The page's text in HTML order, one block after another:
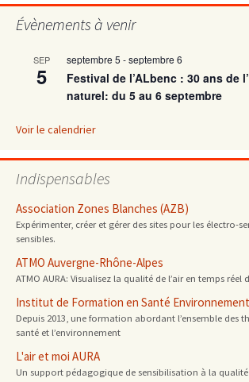
Évènements à venir
SEP
5
septembre 5 -septembre 6
Festival de l’ALbenc : 30 ans de
naturel: du 5 au 6 septembre
Voir le calendrier
Indispensables
Association Zones Blanches (AZB)
Expérimenter, créer et gérer des sites pour les électro-
sensibles.
ATMO Auvergne-Rhône-Alpes
ATMO AURA: Visualisez la qualité de l’air en temps
Institut de Formation en Santé
Depuis 2013, une formation abordant l’ensemble des
santé et l’environnement
L'air et moi AURA
Un support pédagogique de sensibilisation à la qualité